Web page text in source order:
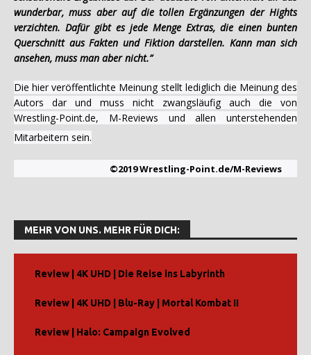
wunderbar, muss aber auf die tollen Ergänzungen der Hights
verzichten. Dafür gibt es jede Menge Extras, die einen bunten
Querschnitt aus Fakten und Fiktion darstellen. Kann man sich
ansehen, muss man aber nicht.”
Die hier veröffentlichte Meinung stellt lediglich die Meinung des
Autors dar und muss nicht zwangsläufig auch die von
Wrestling-Point.de, M-Reviews und allen unterstehenden
Mitarbeitern sein.
©2019 Wrestling-Point.de/M-Reviews
MEHR VON UNS. MEHR FÜR DICH:
Review | 4K UHD | Die Reise ins Labyrinth
Review | 4K UHD | Blu-Ray | Mortal Kombat II
Review | Halo: Campaign Evolved